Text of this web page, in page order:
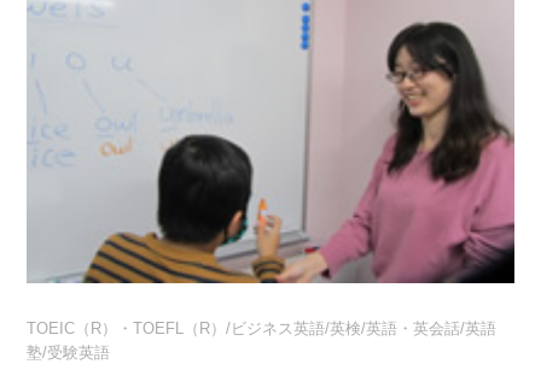
TOEIC（R）・TOEFL（R）/ビジネス英語/英検/英語・英会話/英語
塾/受験英語